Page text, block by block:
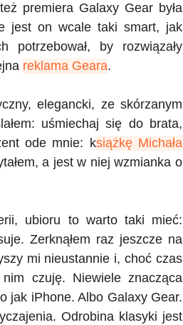
premiera Galaxy Gear była
jest on wcale taki smart, jak
potrzebował, by rozwiązały
reklama Geara.
elegancki, ze skórzanym
uśmiechaj się do brata,
ode mnie: książkę Michała
a jest w niej wzmianka o
ubioru to warto taki mieć:
Zerknąłem raz jeszcze na
mi nieustannie i, choć czas
czuję. Niewiele znacząca
jak iPhone. Albo Galaxy Gear.
Odrobina klasyki jest